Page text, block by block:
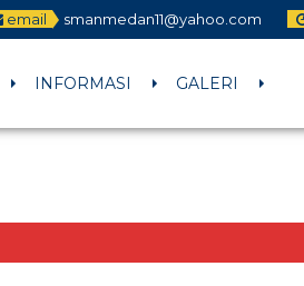
email smanmedan11@yahoo.com
INFORMASI GALERI